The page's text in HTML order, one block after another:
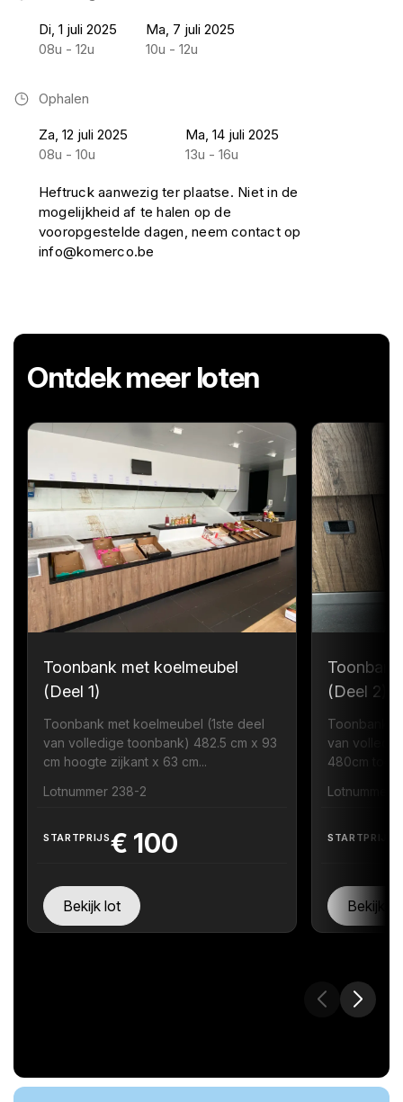
Di, 1 juli 2025
08u - 12u
Ma, 7 juli 2025
10u - 12u
Ophalen
Za, 12 juli 2025
08u - 10u
Ma, 14 juli 2025
13u - 16u
Heftruck aanwezig ter plaatse. Niet in de
mogelijkheid af te halen op de
vooropgestelde dagen, neem contact op
info@komerco.be
Ontdek meer loten
Toonbank met koelmeubel
(Deel 1)
Toonbank met koelmeubel (1ste deel
van volledige toonbank) 482.5 cm x 93
cm hoogte zijkant x 63 cm...
Lotnummer 238-2
STARTPRIJS€ 100
Bekijk lot
(Deel 2)
Toonbank
van
480cm
Lotnummer
STARTPRIJS
Bekijk